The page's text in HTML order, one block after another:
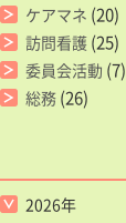
ケアマネ (20)
訪問看護 (25)
委員会活動 (7)
総務 (26)
2026年